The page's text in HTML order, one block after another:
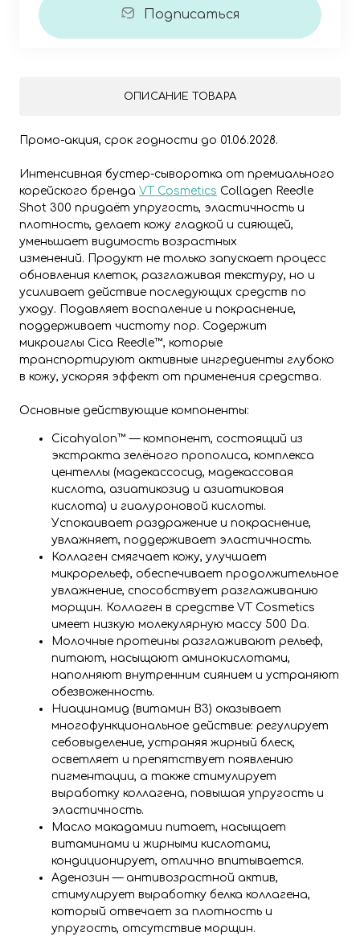
Подписаться
ОПИСАНИЕ ТОВАРА
Промо-акция, срок годности до 01.06.2028.
Интенсивная бустер-сыворотка от премиального
корейского бренда VT Cosmetics Collagen Reedle
Shot 300 придаёт упругость, эластичность и
плотность, делает кожу гладкой и сияющей,
уменьшает видимость возрастных
изменений. Продукт не только запускает процесс
обновления клеток, разглаживая текстуру, но и
усиливает действие последующих средств по
уходу. Подавляет воспаление и покраснение,
поддерживает чистоту пор. Содержит
микроиглы Cica Reedle™, которые
транспортируют активные ингредиенты глубоко
в кожу, ускоряя эффект от применения средства.
Основные действующие компоненты:
Cicahyalon™ — компонент, состоящий из
экстракта зелёного прополиса, комплекса
центеллы (мадекассосид, мадекассовая
кислота, азиатикозид и азиатиковая
кислота) и гиалуроновой кислоты.
Успокаивает раздражение и покраснение,
увлажняет, поддерживает эластичность.
Коллаген смягчает кожу, улучшает
микрорельеф, обеспечивает продолжительное
увлажнение, способствует разглаживанию
морщин. Коллаген в средстве VT Cosmetics
имеет низкую молекулярную массу 500 Da.
Молочные протеины разглаживают рельеф,
питают, насыщают аминокислотами,
наполняют внутренним сиянием и устраняют
обезвоженность.
Ниацинамид (витамин B3) оказывает
многофункциональное действие: регулирует
себовыделение, устраняя жирный блеск,
осветляет и препятствует появлению
пигментации, а также стимулирует
выработку коллагена, повышая упругость и
эластичность.
Масло макадамии питает, насыщает
витаминами и жирными кислотами,
кондиционирует, отлично впитывается.
Аденозин — антивозрастной актив,
стимулирует выработку белка коллагена,
который отвечает за плотность и
упругость, отсутствие морщин.